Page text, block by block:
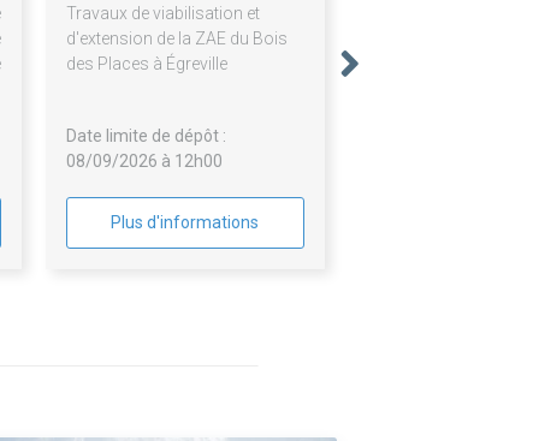
Travaux de viabilisation et
d'extension de la ZAE du Bois
des Places à Égreville
Date limite de dépôt :
08/09/2026 à 12h00
Plus d'informations